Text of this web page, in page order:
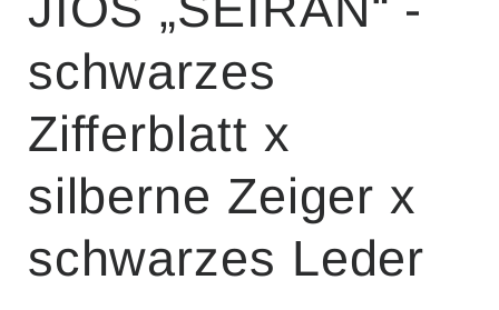
schwarzes
Zifferblatt x
silberne Zeiger x
schwarzes Leder